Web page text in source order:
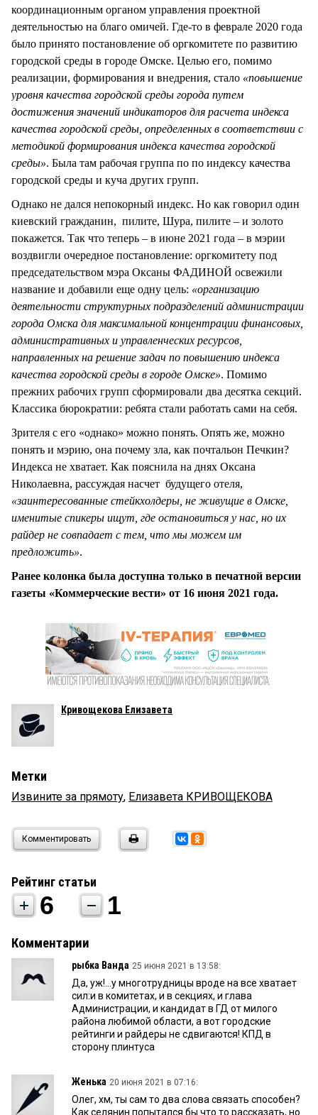
координационным органом управления проектной
деятельностью на благо омичей. Где-то в феврале 2020 года
было принято постановление об оргкомитете по развитию
городской среды в городе Омске. Целью его, помимо
реализации, формирования и внедрения, стало «повышение
уровня качества городской среды города путем
достижения значений индикаторов для расчета индекса
качества городской среды, определенных в соответствии с
методикой формирования индекса качества городской
среды». Была там рабочая группа по по индексу качества
городской среды и куча других групп.
Однако не дался непокорный индекс. Но как говорил один
киевский гражданин, пилите, Шура, пилите – и золото
покажется. Так что теперь – в июне 2021 года – в мэрии
воздвигли очередное постановление: оргкомитету под
председательством мэра Оксаны ФАДИНОЙ освежили
название и добавили еще одну цель: «организацию
деятельности структурных подразделений администрации
города Омска для максимальной концентрации финансовых,
административных и управленческих ресурсов,
направленных на решение задач по повышению индекса
качества городской среды в городе Омске». Помимо
прежних рабочих групп сформировали два десятка секций.
Классика бюрократии: ребята стали работать сами на себя.
Зрителя с его «однако» можно понять. Опять же, можно
понять и мэрию, она почему зла, как почтальон Печкин?
Индекса не хватает. Как пояснила на днях Оксана
Николаевна, рассуждая насчет будущего отеля,
«заинтересованные стейкхолдеры, не живущие в Омске,
именитые спикеры ищут, где остановиться у нас, но их
райдер не совпадает с тем, что мы можем им
предложить».
Ранее колонка была доступна только в печатной версии
газеты «Коммерческие вести» от 16 июня 2021 года.
Кривощекова Елизавета
Метки
Извините за прямоту, Елизавета КРИВОЩЕКОВА
Комментировать
Рейтинг статьи
6 1
Комментарии
рыбка Ванда 25 июня 2021 в 13:58:
Да, уж!...у многотрудницы вроде на все хватает
сил:и в комитетах, и в секциях, и глава
Администрации, и кандидат в ГД от милого
района любимой области, а вот городские
рейтинги и райдеры не сдвигаются! КПД в
сторону плинтуса
Женька 20 июня 2021 в 07:16:
Олег, хм, ты сам то два слова связать способен?
Как селянин попытался бы что то рассказать, но